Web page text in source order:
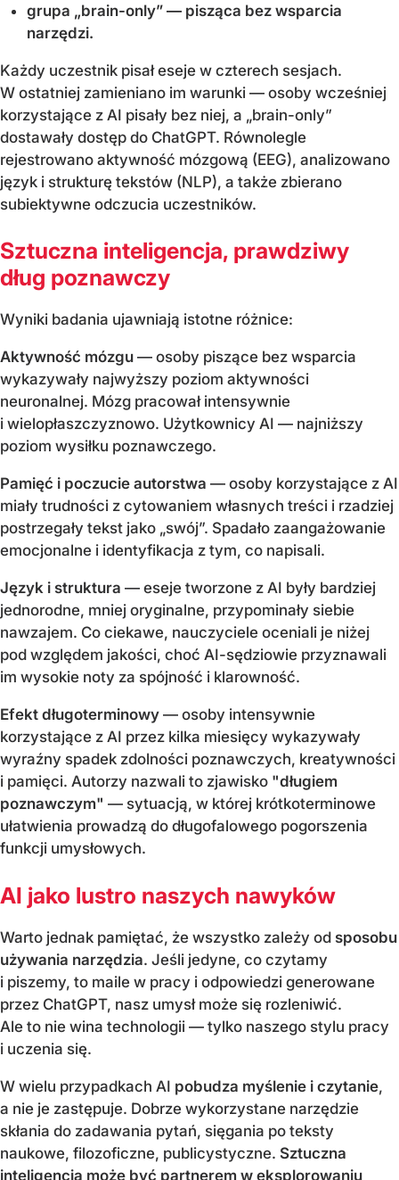
grupa „brain-only” — pisząca bez wsparcia
narzędzi.
Każdy uczestnik pisał eseje w czterech sesjach.
W ostatniej zamieniano im warunki — osoby wcześniej
korzystające z AI pisały bez niej, a „brain-only”
dostawały dostęp do ChatGPT. Równolegle
rejestrowano aktywność mózgową (EEG), analizowano
język i strukturę tekstów (NLP), a także zbierano
subiektywne odczucia uczestników.
Sztuczna inteligencja, prawdziwy
dług poznawczy
Wyniki badania ujawniają istotne różnice:
Aktywność mózgu — osoby piszące bez wsparcia
wykazywały najwyższy poziom aktywności
neuronalnej. Mózg pracował intensywnie
i wielopłaszczyznowo. Użytkownicy AI — najniższy
poziom wysiłku poznawczego.
Pamięć i poczucie autorstwa — osoby korzystające z AI
miały trudności z cytowaniem własnych treści i rzadziej
postrzegały tekst jako „swój”. Spadało zaangażowanie
emocjonalne i identyfikacja z tym, co napisali.
Język i struktura — eseje tworzone z AI były bardziej
jednorodne, mniej oryginalne, przypominały siebie
nawzajem. Co ciekawe, nauczyciele oceniali je niżej
pod względem jakości, choć AI-sędziowie przyznawali
im wysokie noty za spójność i klarowność.
Efekt długoterminowy — osoby intensywnie
korzystające z AI przez kilka miesięcy wykazywały
wyraźny spadek zdolności poznawczych, kreatywności
i pamięci. Autorzy nazwali to zjawisko "długiem
poznawczym" — sytuacją, w której krótkoterminowe
ułatwienia prowadzą do długofalowego pogorszenia
funkcji umysłowych.
AI jako lustro naszych nawyków
Warto jednak pamiętać, że wszystko zależy od sposobu
używania narzędzia. Jeśli jedyne, co czytamy
i piszemy, to maile w pracy i odpowiedzi generowane
przez ChatGPT, nasz umysł może się rozleniwić.
Ale to nie wina technologii — tylko naszego stylu pracy
i uczenia się.
W wielu przypadkach AI pobudza myślenie i czytanie,
a nie je zastępuje. Dobrze wykorzystane narzędzie
skłania do zadawania pytań, sięgania po teksty
naukowe, filozoficzne, publicystyczne. Sztuczna
inteligencja może być partnerem w eksplorowaniu